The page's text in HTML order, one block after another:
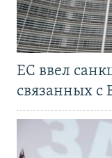
ЕС ввел
связанных с